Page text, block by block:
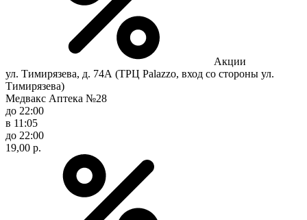
Акции
ул. Тимирязева, д. 74А (ТРЦ Palazzo, вход со стороны ул.
Тимирязева)
Медвакс Аптека №28
до 22:00
в 11:05
до 22:00
19,00 р.